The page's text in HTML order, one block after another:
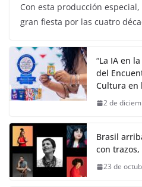
Con esta producción especial,
gran fiesta por las cuatro
“La IA en
del
Cultura en
2 de
Brasil
con trazos,
23 de